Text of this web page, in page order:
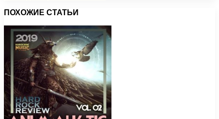
ПОХОЖИЕ СТАТЬИ